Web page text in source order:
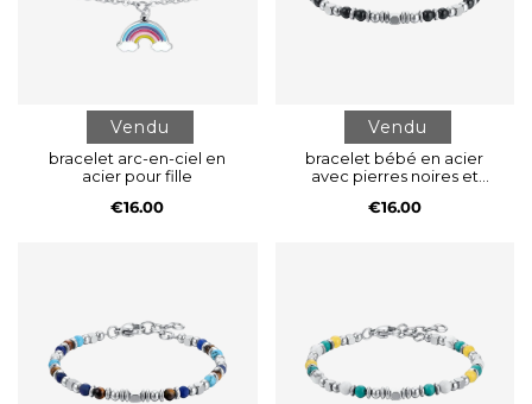
Vendu
bracelet arc-en-ciel en
acier pour fille
€16.00
Vendu
bracelet bébé en acier
avec pierres noires et
€16.00